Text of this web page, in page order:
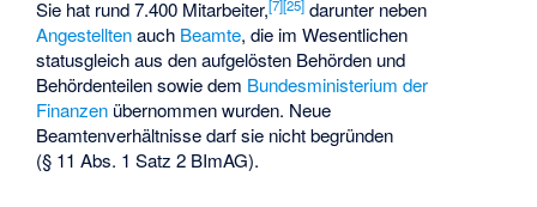
Sie hat rund 7.400 Mitarbeiter,[7][25] darunter neben
Angestelltenauch Beamte, die im Wesentlichen
statusgleich aus den aufgelösten Behörden und
Behördenteilen sowie dem Bundesministerium der
Finanzen übernommen wurden. Neue
Beamtenverhältnisse darf sie nicht begründen
(§ 11 Abs. 1 Satz 2 BImAG).